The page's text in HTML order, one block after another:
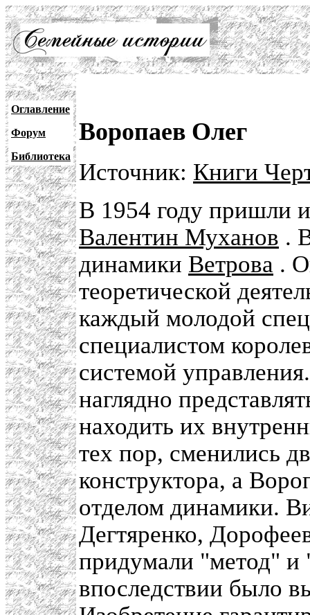
Оглавление
Форум
Библиотека
Воропаев Олег
Источник: Книги
В 1954 году пришли
Валентин Муханов .
динамики Ветрова .
теоретической
каждый молодой
специалистом
системой
наглядно
находить их
тех пор, сменились
конструктора, а
отделом динамики.
Дегтяренко,
придумали "метод" и
впоследствии было